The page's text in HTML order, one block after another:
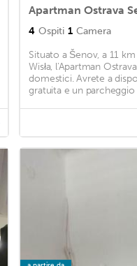
Apartman Ostrava
4 Ospiti 1 Camera
Situato a Šenov, a 11
Wisła, l'Apartman
domestici. Avrete a
gratuita e un parcheggio